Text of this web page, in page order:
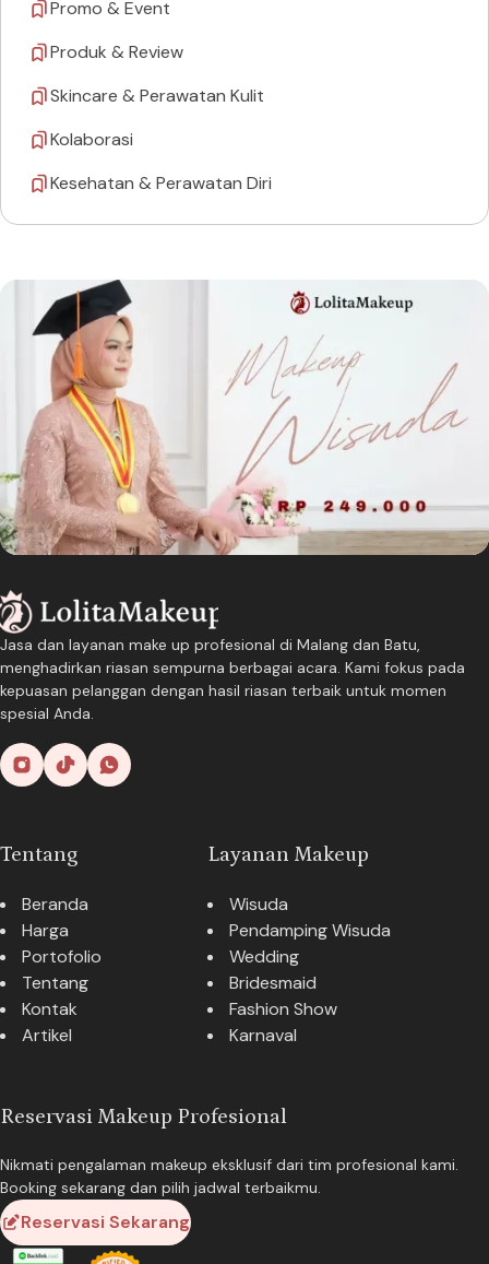
Promo & Event
Produk & Review
Skincare & Perawatan Kulit
Kolaborasi
Kesehatan & Perawatan Diri
Jasa dan layanan make up profesional di Malang dan Batu,
menghadirkan riasan sempurna berbagai acara. Kami fokus pada
kepuasan pelanggan dengan hasil riasan terbaik untuk momen
spesial Anda.
Tentang
Beranda
Harga
Portofolio
Tentang
Kontak
Artikel
Layanan Makeup
Wisuda
Pendamping Wisuda
Wedding
Bridesmaid
Fashion Show
Karnaval
Reservasi Makeup Profesional
Nikmati pengalaman makeup eksklusif dari tim profesional kami.
Booking sekarang dan pilih jadwal terbaikmu.
Reservasi Sekarang